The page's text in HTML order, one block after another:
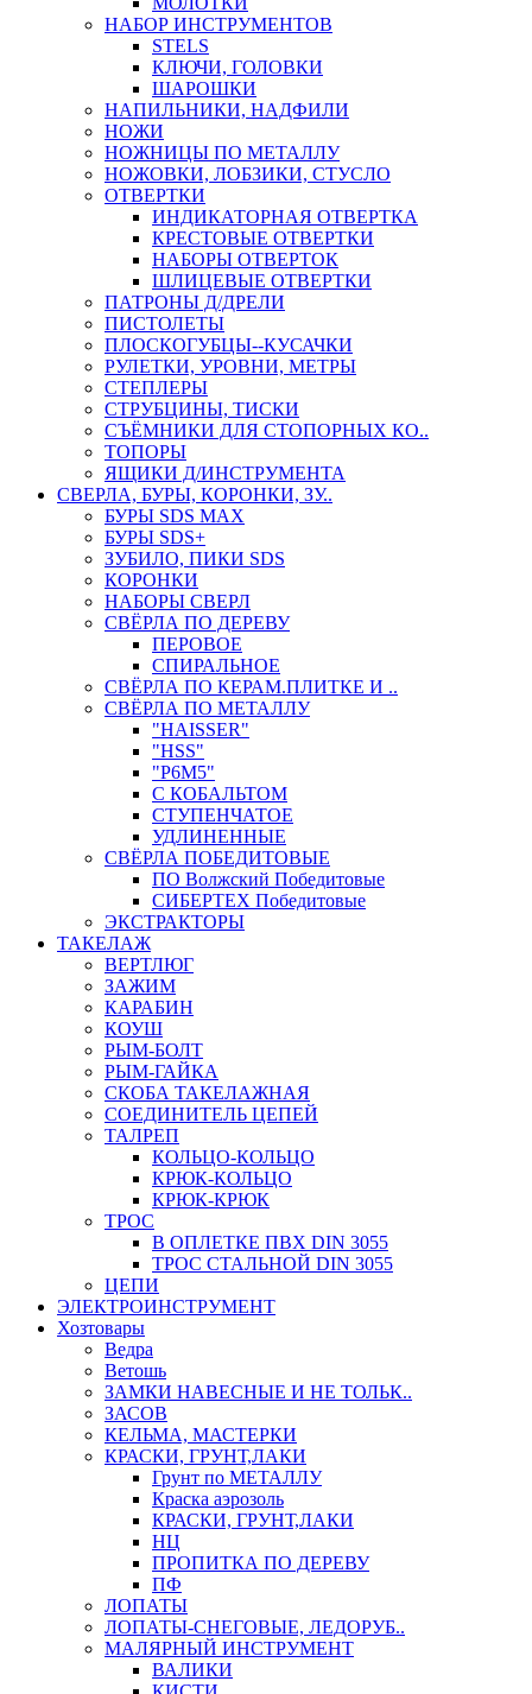
НАБОР ИНСТРУМЕНТОВ
STELS
КЛЮЧИ, ГОЛОВКИ
ШАРОШКИ
НАПИЛЬНИКИ, НАДФИЛИ
НОЖИ
НОЖНИЦЫ ПО МЕТАЛЛУ
НОЖОВКИ, ЛОБЗИКИ, СТУСЛО
ОТВЕРТКИ
ИНДИКАТОРНАЯ ОТВЕРТКА
КРЕСТОВЫЕ ОТВЕРТКИ
НАБОРЫ ОТВЕРТОК
ШЛИЦЕВЫЕ ОТВЕРТКИ
ПАТРОНЫ Д/ДРЕЛИ
ПИСТОЛЕТЫ
ПЛОСКОГУБЦЫ--КУСАЧКИ
РУЛЕТКИ, УРОВНИ, МЕТРЫ
СТЕПЛЕРЫ
СТРУБЦИНЫ, ТИСКИ
СЪЁМНИКИ ДЛЯ СТОПОРНЫХ КО..
ТОПОРЫ
ЯЩИКИ Д/ИНСТРУМЕНТА
СВЕРЛА, БУРЫ, КОРОНКИ, ЗУ..
БУРЫ SDS MAX
БУРЫ SDS+
ЗУБИЛО, ПИКИ SDS
КОРОНКИ
НАБОРЫ СВЕРЛ
СВЁРЛА ПО ДЕРЕВУ
ПЕРОВОЕ
СПИРАЛЬНОЕ
СВЁРЛА ПО КЕРАМ.ПЛИТКЕ И ..
СВЁРЛА ПО МЕТАЛЛУ
"HAISSER"
"HSS"
"Р6М5"
С КОБАЛЬТОМ
СТУПЕНЧАТОЕ
УДЛИНЕННЫЕ
СВЁРЛА ПОБЕДИТОВЫЕ
ПО Волжский Победитовые
СИБЕРТЕХ Победитовые
ЭКСТРАКТОРЫ
ТАКЕЛАЖ
ВЕРТЛЮГ
ЗАЖИМ
КАРАБИН
КОУШ
РЫМ-БОЛТ
РЫМ-ГАЙКА
СКОБА ТАКЕЛАЖНАЯ
СОЕДИНИТЕЛЬ ЦЕПЕЙ
ТАЛРЕП
КОЛЬЦО-КОЛЬЦО
КРЮК-КОЛЬЦО
КРЮК-КРЮК
ТРОС
В ОПЛЕТКЕ ПВХ DIN 3055
ТРОС СТАЛЬНОЙ DIN 3055
ЦЕПИ
ЭЛЕКТРОИНСТРУМЕНТ
Хозтовары
Ведра
Ветошь
ЗАМКИ НАВЕСНЫЕ И НЕ ТОЛЬК..
ЗАСОВ
КЕЛЬМА, МАСТЕРКИ
КРАСКИ, ГРУНТ,ЛАКИ
Грунт по МЕТАЛЛУ
Краска аэрозоль
КРАСКИ, ГРУНТ,ЛАКИ
НЦ
ПРОПИТКА ПО ДЕРЕВУ
ПФ
ЛОПАТЫ
ЛОПАТЫ-СНЕГОВЫЕ, ЛЕДОРУБ..
МАЛЯРНЫЙ ИНСТРУМЕНТ
ВАЛИКИ